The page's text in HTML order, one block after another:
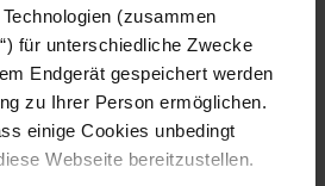
(zusammen
für unterschiedliche Zwecke
Endgerät gespeichert werden
zu Ihrer Person ermöglichen.
einige Cookies unbedingt
Webseite bereitzustellen.
DIR AUCH
SALE